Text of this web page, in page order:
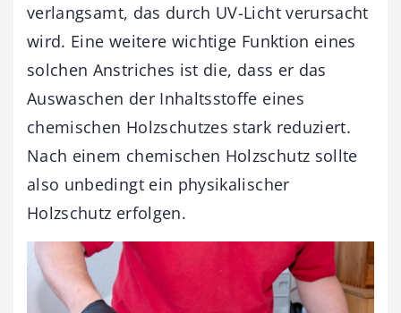
verlangsamt, das durch UV-Licht verursacht
wird. Eine weitere wichtige Funktion eines
solchen Anstriches ist die, dass er das
Auswaschen der Inhaltsstoffe eines
chemischen Holzschutzes stark reduziert.
Nach einem chemischen Holzschutz sollte
also unbedingt ein physikalischer
Holzschutz erfolgen.